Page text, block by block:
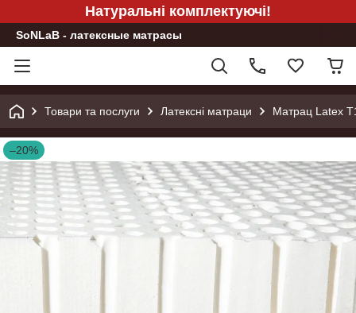
Натуральні комплектуючі!
SoNLaB - латексные матрасы
Товари та послуги Латексні матраци Матрац Latex
–20%